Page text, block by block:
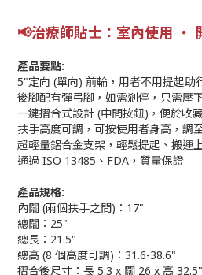
📢治療師貼士 ：室內使用 ‧
產品要點:
5"定向 (單向) 前輪，用者不用提起助
後腳配有彈弓腳，如需剎停，只需壓
一鍵摺合式設計 (中間按鈕)，便於收
扶手高度可調，可按使用者身高，調
超輕量鋁合金支架，輕鬆提起、搬運
通過 ISO 13485、FDA，質量保證
產品規格:
內闊 (兩個扶手之間)：17"
總闊：25"
總長：21.5"
總高 (8 個高度可調)：31.6-38.6"
摺合後尺寸：長 5.3 x 闊 26 x 高 32.5"